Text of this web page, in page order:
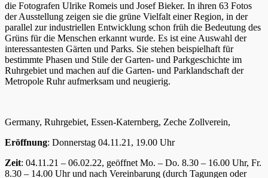
die Fotografen Ulrike Romeis und Josef Bieker. In ihren 63 Fotos
der Ausstellung zeigen sie die grüne Vielfalt einer Region, in der
parallel zur industriellen Entwicklung schon früh die Bedeutung des
Grüns für die Menschen erkannt wurde. Es ist eine Auswahl der
interessantesten Gärten und Parks. Sie stehen beispielhaft für
bestimmte Phasen und Stile der Garten- und Parkgeschichte im
Ruhrgebiet und machen auf die Garten- und Parklandschaft der
Metropole Ruhr aufmerksam und neugierig.
Germany, Ruhrgebiet, Essen-Katernberg, Zeche Zollverein,
Eröffnung: Donnerstag 04.11.21, 19.00 Uhr
Zeit: 04.11.21 – 06.02.22, geöffnet Mo. – Do. 8.30 – 16.00 Uhr, Fr.
8.30 – 14.00 Uhr und nach Vereinbarung (durch Tagungen oder